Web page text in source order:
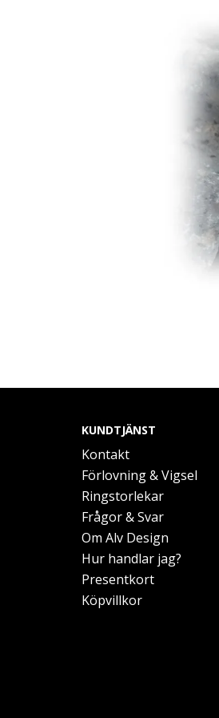
KUNDTJÄNST
Kontakt
Förlovning & Vigsel
Ringstorlekar
Frågor & Svar
Om Alv Design
Hur handlar jag?
Presentkort
Köpvillkor